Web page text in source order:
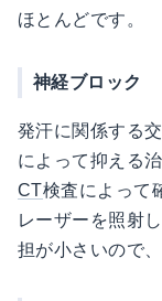
ほとんどです。
神経ブロック
発汗に関係する
によって抑える
CT検査によって
レーザーを照射
担が小さいので